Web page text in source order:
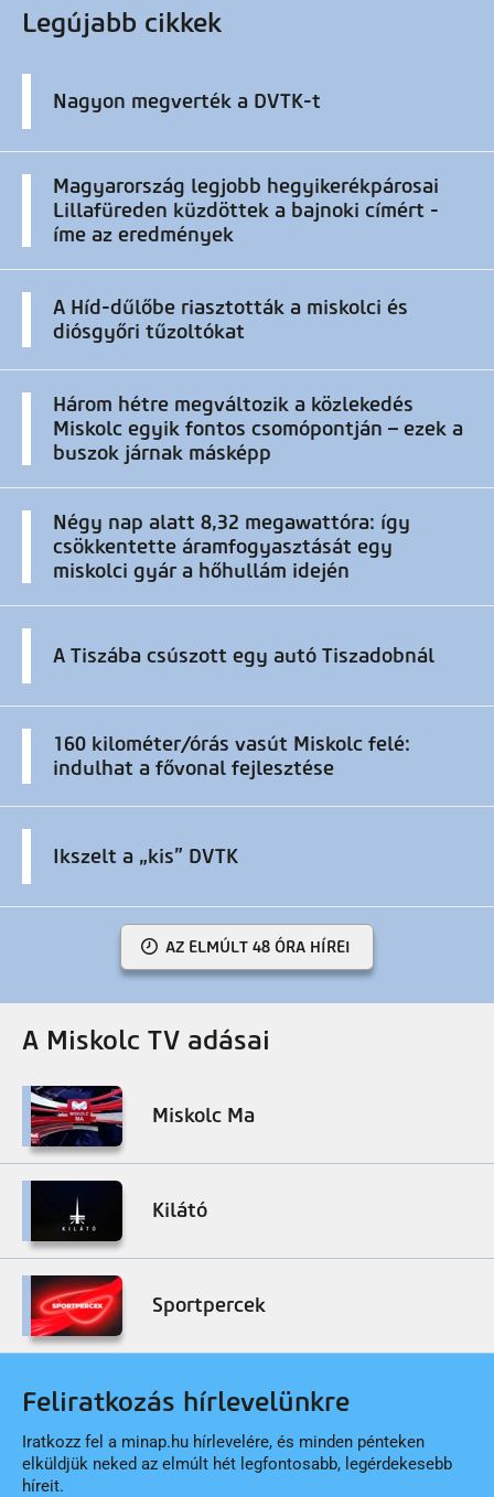
Legújabb cikkek
Nagyon megverték a DVTK-t
Magyarország legjobb hegyikerékpárosai
Lillafüreden küzdöttek a bajnoki címért -
íme az eredmények
A Híd-dűlőbe riasztották a miskolci és
diósgyőri tűzoltókat
Három hétre megváltozik a közlekedés
Miskolc egyik fontos csomópontján – ezek a
buszok járnak másképp
Négy nap alatt 8,32 megawattóra: így
csökkentette áramfogyasztását egy
miskolci gyár a hőhullám idején
A Tiszába csúszott egy autó Tiszadobnál
160 kilométer/órás vasút Miskolc felé:
indulhat a fővonal fejlesztése
Ikszelt a „kis” DVTK
AZ ELMÚLT 48 ÓRA HÍREI
A Miskolc TV adásai
Miskolc Ma
Kilátó
Sportpercek
Feliratkozás hírlevelünkre
Iratkozz fel a minap.hu hírlevelére, és minden pénteken
elküldjük neked az elmúlt hét legfontosabb, legérdekesebb
híreit.